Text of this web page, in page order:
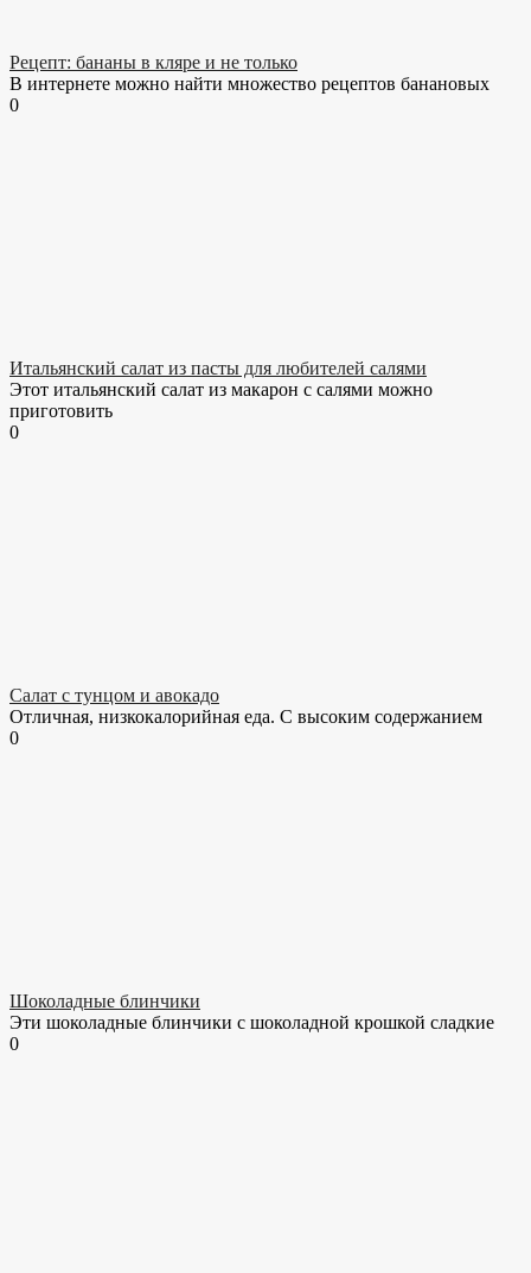
Рецепт: бананы в кляре и не только
В интернете можно найти множество рецептов банановых
0
Итальянский салат из пасты для любителей салями
Этот итальянский салат из макарон с салями можно
приготовить
0
Салат с тунцом и авокадо
Отличная, низкокалорийная еда. С высоким содержанием
0
Шоколадные блинчики
Эти шоколадные блинчики с шоколадной крошкой сладкие
0